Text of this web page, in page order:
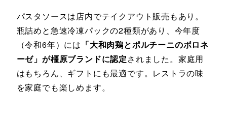
パスタソースは店内でテイクアウト販売もあり。
瓶詰めと急速冷凍パックの2種類があり、今年度
（令和6年）には 「大和肉鶏とポルチーニのボロネ
ーゼ」が橿原ブランドに認定されました。家庭用
はもちろん、ギフトにも最適です。レストラの味
を家庭でも楽しめます。